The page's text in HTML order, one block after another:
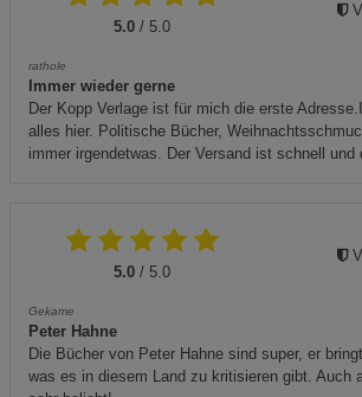
5.0 / 5.0
rathole
Immer wieder gerne
Der Kopp Verlage ist für mich die erste
alles hier. Politische Bücher,
immer irgendetwas. Der Versand ist schnell und
5.0 / 5.0
Gekame
Peter Hahne
Die Bücher von Peter Hahne sind super, er
was es in diesem Land zu kritisieren gibt. Auch